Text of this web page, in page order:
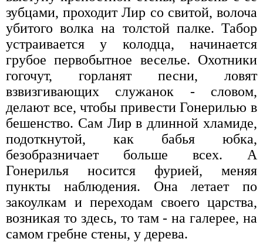
зубцами, проходит Лир со свитой, волоча
убитого волка на толстой палке. Табор
устраивается у колодца, начинается
грубое первобытное веселье. Охотники
гогочут, горланят песни, ловят
взвизгивающих служанок - словом,
делают все, чтобы привести Гонерилью в
бешенство. Сам Лир в длинной хламиде,
подоткнутой, как бабья юбка,
безобразничает больше всех. А
Гонерилья носится фурией, меняя
пункты наблюдения. Она летает по
закоулкам и переходам своего царства,
возникая то здесь, то там - на галерее, на
самом гребне стены, у дерева.